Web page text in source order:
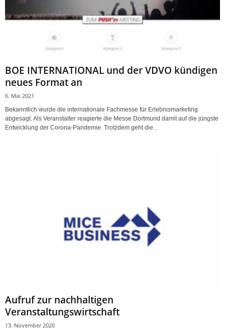
BOE INTERNATIONAL und der VDVO kündigen
neues Format an
6. Mai 2021
Bekanntlich wurde die internationale Fachmesse für Erlebnismarketing
abgesagt. Als Veranstalter reagierte die Messe Dortmund damit auf die jüngste
Entwicklung der Corona-Pandemie. Trotzdem geht die...
Aufruf zur nachhaltigen
Veranstaltungswirtschaft
13. November 2020